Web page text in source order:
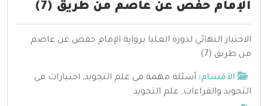
الإمام حفص عن عاصم من طريق (7)
الاختبار النهائي لدورة العليا برواية الإمام حفص عن عاصم
من طريق (7)
الأقسام: أسئلة مهمة في علم التجويد, اختبارات في
التجويد والقراءات, علم التجويد